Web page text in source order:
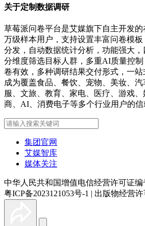
关于定制数据调研
草莓派问卷平台是艾媒旗下自主开发
万级样本用户，支持设置丰富问卷模
分发，自动数据统计分析，功能强大
分维度筛选目标人群，多重AI质量控
卷有效，多种调研结果交付形式，一站
成为覆盖食品、餐饮、宠物、美妆、
服、文旅、教育、家电、医疗、游戏
商、AI、消费电子等多个行业用户的信
集团官网
艾媒智库
媒体关注
中华人民共和国增值电信经营许可证编
粤ICP备2023121053号-1 | 出版物经营许